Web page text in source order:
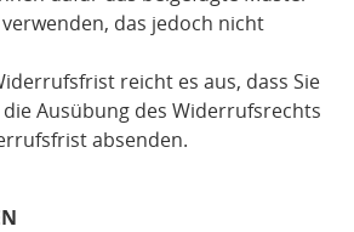
das jedoch nicht
reicht es aus, dass Sie
Ausübung des Widerrufsrechts
absenden.